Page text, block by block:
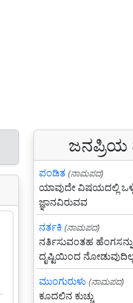
ಜನಪ್ರಿಯ
ಪಂಡಿತ (ನಾಮಪದ)
ಯಾವುದೇ ವಿಷಯದಲ್ಲಿ
ಜ್ಞಾನವಿರುವವ
ನರ್ತಕಿ (ನಾಮಪದ)
ನರ್ತಿಸುವಂತಹ
ದೃಷ್ಟಿಯಿಂದ
ಮುಂಗುರುಳು (ನಾಮಪದ)
ಕೂದಲಿನ ಕುಚ್ಚು